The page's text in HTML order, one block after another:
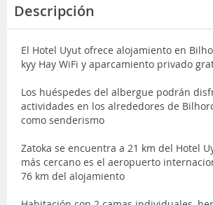
Descripción
El Hotel Uyut ofrece alojamiento en
kyy Hay WiFi y aparcamiento privado
Los huéspedes del albergue podrán
actividades en los alrededores de
como senderismo
Zatoka se encuentra a 21 km del Hotel
más cercano es el aeropuerto
76 km del alojamiento